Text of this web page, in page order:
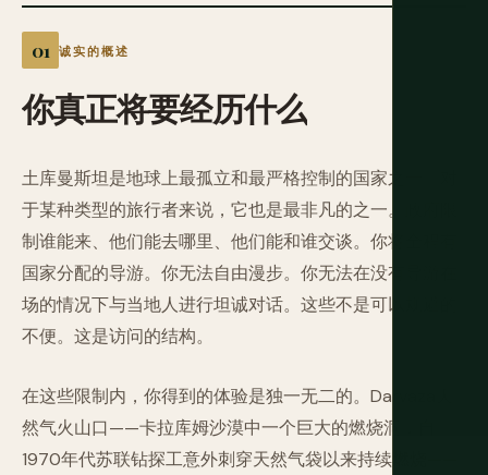
诚实的概述
你真正将要经历什么
土库曼斯坦是地球上最孤立和最严格控制的国家之一。对
于某种类型的旅行者来说，它也是最非凡的之一。政府限
制谁能来、他们能去哪里、他们能和谁交谈。你将全程有
国家分配的导游。你无法自由漫步。你无法在没有导游在
场的情况下与当地人进行坦诚对话。这些不是可以规避的
不便。这是访问的结构。
在这些限制内，你得到的体验是独一无二的。Darvaza天
然气火山口——卡拉库姆沙漠中一个巨大的燃烧洞，自
1970年代苏联钻探工意外刺穿天然气袋以来持续燃烧——